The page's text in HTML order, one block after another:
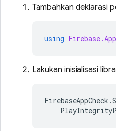
Tambahkan deklarasi
using
Lakukan inisialisasi
FirebaseAppCheck .